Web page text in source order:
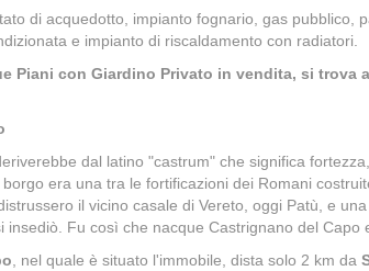
di acquedotto, impianto fognario, gas pubblico,
e impianto di riscaldamento con radiatori.
Piani con Giardino Privato in vendita, si trova
dal latino "castrum" che significa
era una tra le fortificazioni dei Romani
il vicino casale di Vereto, oggi Patù, e
insediò. Fu così che nacque Castrignano del Capo
, nel quale è situato l'immobile, dista solo 2 km da